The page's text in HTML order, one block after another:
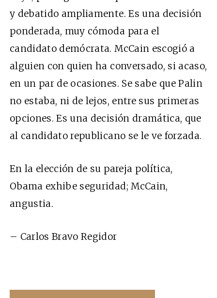
y debatido ampliamente. Es una decisión
ponderada, muy cómoda para el
candidato demócrata. McCain escogió a
alguien con quien ha conversado, si acaso,
en un par de ocasiones. Se sabe que Palin
no estaba, ni de lejos, entre sus primeras
opciones. Es una decisión dramática, que
al candidato republicano se le ve forzada.
En la elección de su pareja política,
Obama exhibe seguridad; McCain,
angustia.
– Carlos Bravo Regidor